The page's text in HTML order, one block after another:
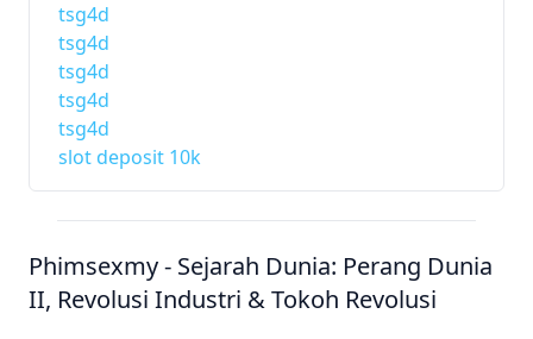
tsg4d
tsg4d
tsg4d
tsg4d
tsg4d
slot deposit 10k
Phimsexmy - Sejarah Dunia: Perang Dunia
II, Revolusi Industri & Tokoh Revolusi